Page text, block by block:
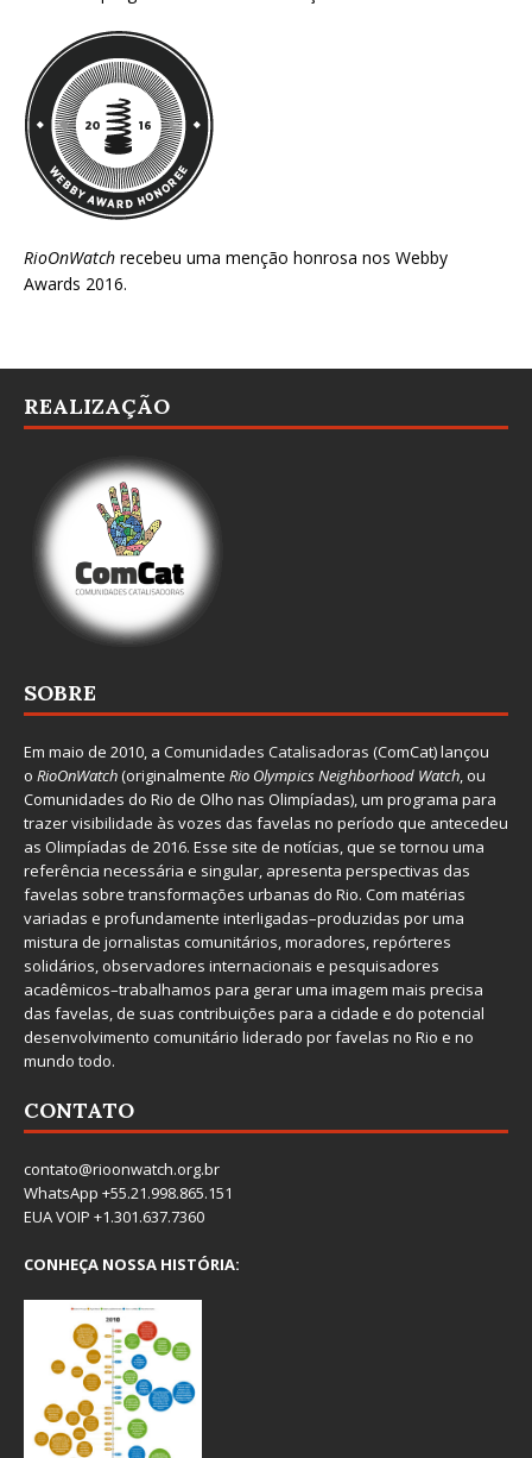
RioOnWatch recebeu uma menção honrosa nos Webby
Awards 2016.
REALIZAÇÃO
SOBRE
Em maio de 2010, a Comunidades Catalisadoras (ComCat) lançou
o RioOnWatch(originalmente Rio Olympics Neighborhood Watch, ou
Comunidades do Rio de Olho nas Olimpíadas), um programa para
trazer visibilidade às vozes das favelas no período que antecedeu
as Olimpíadas de 2016. Esse site de notícias, que se tornou uma
referência necessária e singular, apresenta perspectivas das
favelas sobre transformações urbanas do Rio. Com matérias
variadas e profundamente interligadas–produzidas por uma
mistura de jornalistas comunitários, moradores, repórteres
solidários, observadores internacionais e pesquisadores
acadêmicos–trabalhamos para gerar uma imagem mais precisa
das favelas, de suas contribuições para a cidade e do potencial
desenvolvimento comunitário liderado por favelas no Rio e no
mundo todo.
CONTATO
contato@rioonwatch.org.br
WhatsApp +55.21.998.865.151
EUA VOIP +1.301.637.7360
CONHEÇA NOSSA HISTÓRIA: